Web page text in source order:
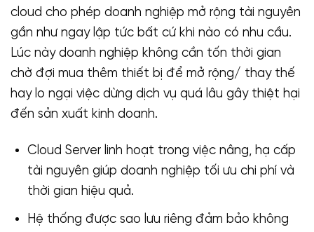
cloud cho phép doanh nghiệp mở rộng tài nguyên
gần như ngay lập tức bất cứ khi nào có nhu cầu.
Lúc này doanh nghiệp không cần tốn thời gian
chờ đợi mua thêm thiết bị để mở rộng/ thay thế
hay lo ngại việc dừng dịch vụ quá lâu gây thiệt hại
đến sản xuất kinh doanh.
Cloud Server linh hoạt trong việc nâng, hạ cấp
tài nguyên giúp doanh nghiệp tối ưu chi phí và
thời gian hiệu quả.
Hệ thống được sao lưu riêng đảm bảo không